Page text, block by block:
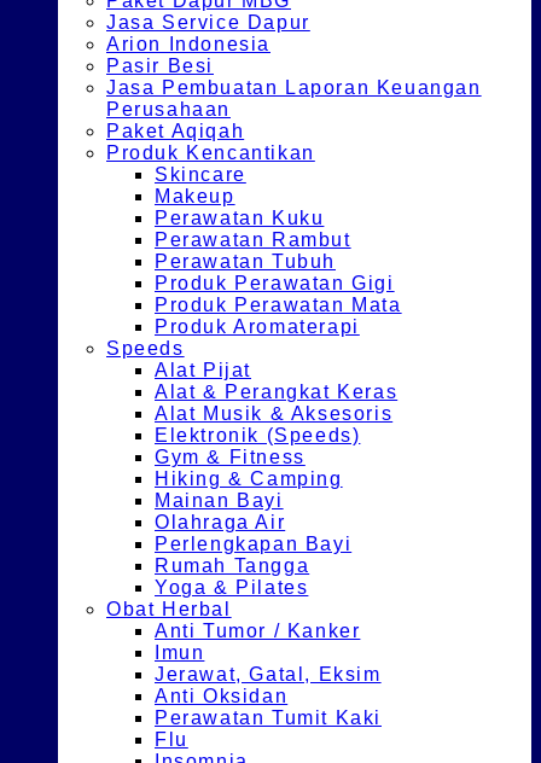
Jasa Service Dapur
Arion Indonesia
Pasir Besi
Jasa Pembuatan Laporan Keuangan
Perusahaan
Paket Aqiqah
Produk Kencantikan
Skincare
Makeup
Perawatan Kuku
Perawatan Rambut
Perawatan Tubuh
Produk Perawatan Gigi
Produk Perawatan Mata
Produk Aromaterapi
Speeds
Alat Pijat
Alat & Perangkat Keras
Alat Musik & Aksesoris
Elektronik (Speeds)
Gym & Fitness
Hiking & Camping
Mainan Bayi
Olahraga Air
Perlengkapan Bayi
Rumah Tangga
Yoga & Pilates
Obat Herbal
Anti Tumor / Kanker
Imun
Jerawat, Gatal, Eksim
Anti Oksidan
Perawatan Tumit Kaki
Flu